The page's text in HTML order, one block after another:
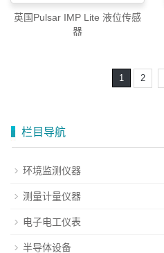
英国Pulsar IMP Lite 液位传感
器
1 2
栏目导航
环境监测仪器
测量计量仪器
电子电工仪表
半导体设备